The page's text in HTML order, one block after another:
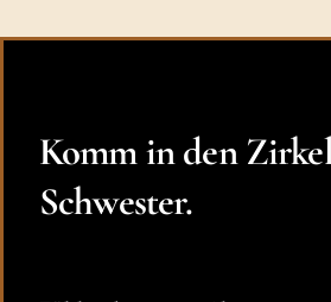
Komm in den
Schwester.